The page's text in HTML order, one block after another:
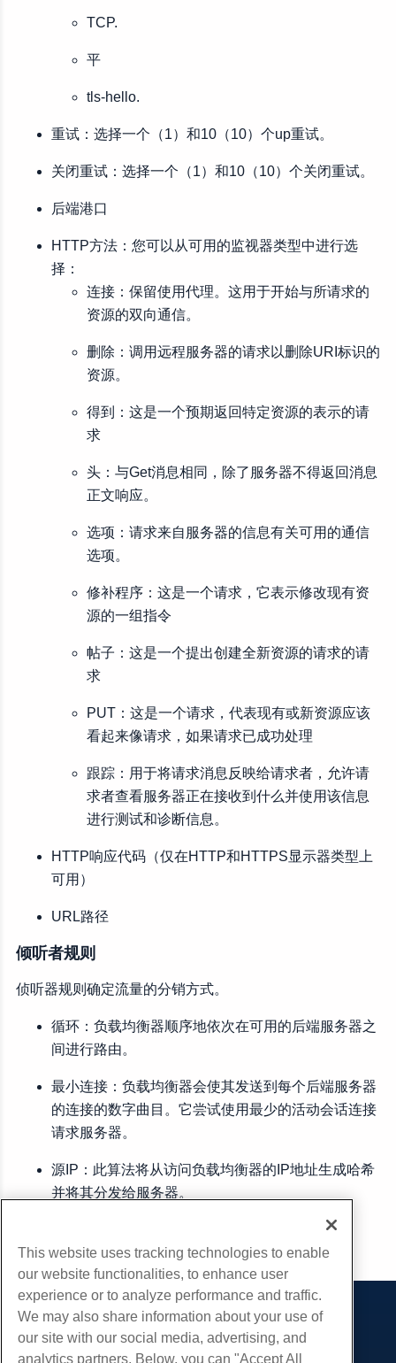
TCP.
平
tls-hello.
重试：选择一个（1）和10（10）个up重试。
关闭重试：选择一个（1）和10（10）个关闭重试。
后端港口
HTTP方法：您可以从可用的监视器类型中进行选
择：
连接：保留使用代理。这用于开始与所请求的
资源的双向通信。
删除：调用远程服务器的请求以删除URI标识的
资源。
得到：这是一个预期返回特定资源的表示的请
求
头：与Get消息相同，除了服务器不得返回消息
正文响应。
选项：请求来自服务器的信息有关可用的通信
选项。
修补程序：这是一个请求，它表示修改现有资
源的一组指令
帖子：这是一个提出创建全新资源的请求的请
求
PUT：这是一个请求，代表现有或新资源应该
看起来像请求，如果请求已成功处理
跟踪：用于将请求消息反映给请求者，允许请
求者查看服务器正在接收到什么并使用该信息
进行测试和诊断信息。
HTTP响应代码（仅在HTTP和HTTPS显示器类型上
可用）
URL路径
倾听者规则
侦听器规则确定流量的分销方式。
循环：负载均衡器顺序地依次在可用的后端服务器之
间进行路由。
最小连接：负载均衡器会使其发送到每个后端服务器
的连接的数字曲目。它尝试使用最少的活动会话连接
请求服务器。
源IP：此算法将从访问负载均衡器的IP地址生成哈希
并将其分发给服务器。
产品展示
虚拟主机
This website uses tracking technologies to enable
our website functionalities, to enhance user
experience or to analyze performance and traffic.
We may also share information about your use of
our site with our social media, advertising, and
analytics partners. Below, you can "Accept All